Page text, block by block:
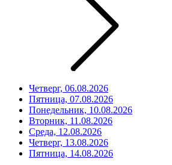
Четверг, 06.08.2026
Пятница, 07.08.2026
Понедельник, 10.08.2026
Вторник, 11.08.2026
Среда, 12.08.2026
Четверг, 13.08.2026
Пятница, 14.08.2026